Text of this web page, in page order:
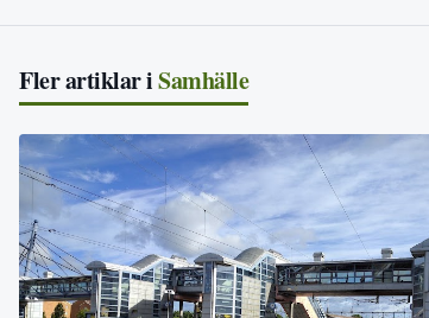
Fler artiklar iSamhälle